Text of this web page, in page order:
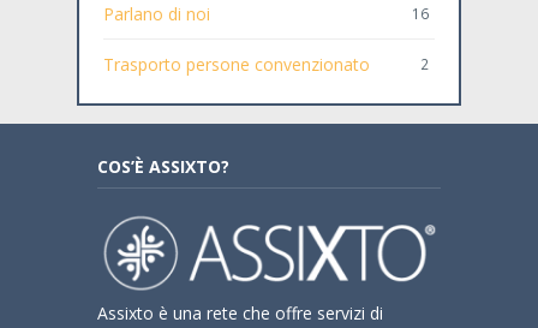
Parlano di noi 16
Trasporto persone convenzionato 2
COS’È ASSIXTO?
Assixto è una rete che offre servizi di